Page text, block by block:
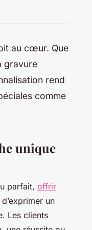
au cœur. Que
gravure
rend
comme
unique
parfait, offrir
un
Les clients